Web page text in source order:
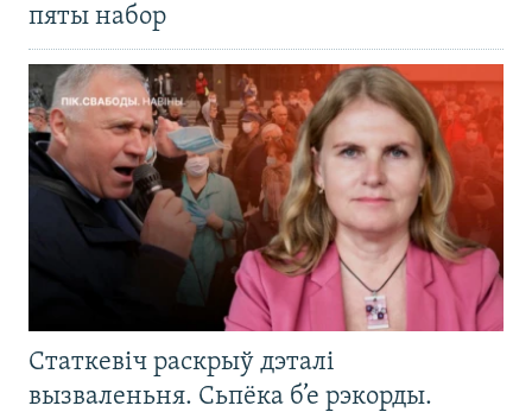
пяты набор
Статкевіч раскрыў дэталі
вызваленьня. Сьпёка б’е рэкорды.